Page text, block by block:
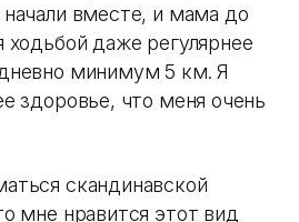
вместе, и мама до
ходьбой даже регулярнее
минимум 5 км. Я
здоровье, что меня очень
скандинавской
мне нравится этот вид